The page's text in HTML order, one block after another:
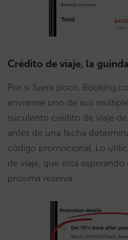
Crédito de viaje, la
Por si fuera poco,
enviarme uno de sus
suculento crédito de viaje de
antes de una fecha
código promocional. Lo
de viaje, que está esperando
próxima reserva.